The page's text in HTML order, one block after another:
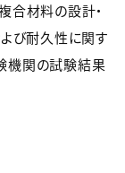
合材料の設計・
よび耐久性に関す
機関の試験結果